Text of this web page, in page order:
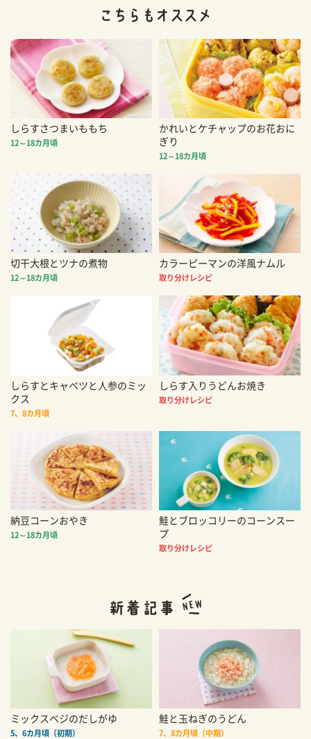
しらすさつまいももち
12～18カ月頃
かれいとケチャップのお花おに
ぎり
12～18カ月頃
切干大根とツナの煮物
12～18カ月頃
カラーピーマンの洋風ナムル
取り分けレシピ
しらすとキャベツと人参のミッ
クス
7、8カ月頃
しらす入りうどんお焼き
取り分けレシピ
納豆コーンおやき
12～18カ月頃
鮭とブロッコリーのコーンスー
プ
取り分けレシピ
ミックスベジのだしがゆ
5、6カ月頃（初期）
鮭と玉ねぎのうどん
7、8カ月頃（中期）